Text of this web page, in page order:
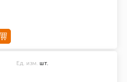
Ед. изм. шт.